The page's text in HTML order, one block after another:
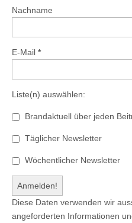
Nachname
E-Mail *
Liste(n) auswählen:
Brandaktuell über jeden
Täglicher Newsletter
Wöchentlicher Newsletter
Diese Daten verwenden wir
angeforderten Informationen